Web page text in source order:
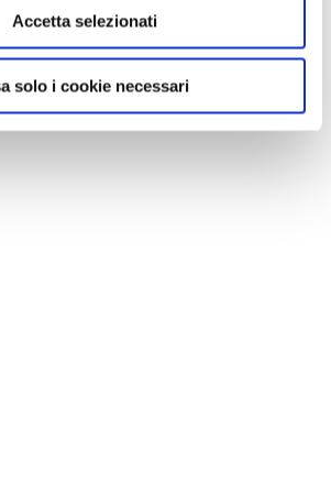
Accetta selezionati
solo i cookie necessari